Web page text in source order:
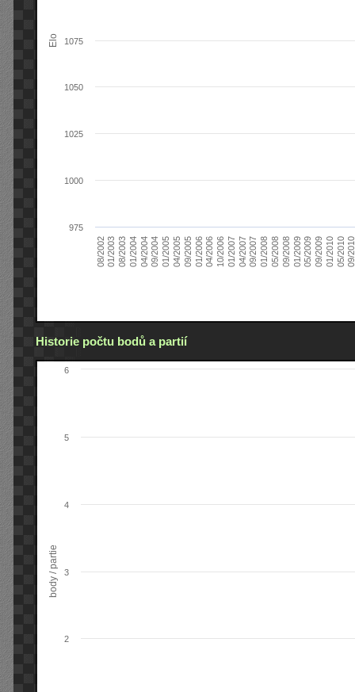
Elo
08/200201/200308/200301/200404/200409/200401/200504/200509/200501/200604/200610/200601/200704/200709/200701/200805/200809/200801/200905/200909/200901/201005/201009/
975
1000
1025
1050
1075
Historie počtu bodů a partií
body / partie
2
3
4
5
6